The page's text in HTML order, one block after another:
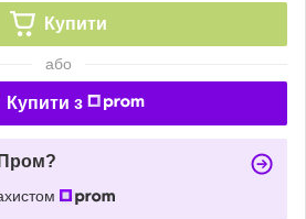
Купити
або
Купити з